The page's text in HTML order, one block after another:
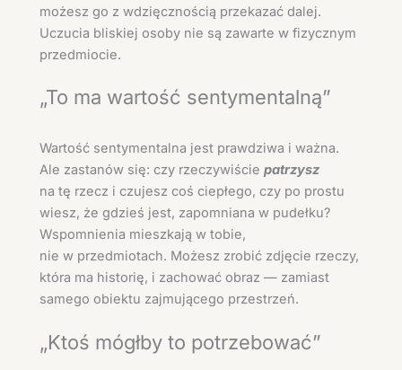
możesz go z wdzięcznością przekazać dalej.
Uczucia bliskiej osoby nie są zawarte w fizycznym
przedmiocie.
„To ma wartość sentymentalną”
Wartość sentymentalna jest prawdziwa i ważna.
Ale zastanów się: czy rzeczywiście patrzysz
na tę rzecz i czujesz coś ciepłego, czy po prostu
wiesz, że gdzieś jest, zapomniana w pudełku?
Wspomnienia mieszkają w tobie,
nie w przedmiotach. Możesz zrobić zdjęcie rzeczy,
która ma historię, i zachować obraz — zamiast
samego obiektu zajmującego przestrzeń.
„Ktoś mógłby to potrzebować”